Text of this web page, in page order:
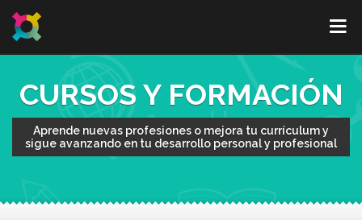
CURSOS Y FORMACIÓN
Aprende nuevas profesiones o mejora tu currículum y
sigue avanzando en tu desarrollo personal y profesional